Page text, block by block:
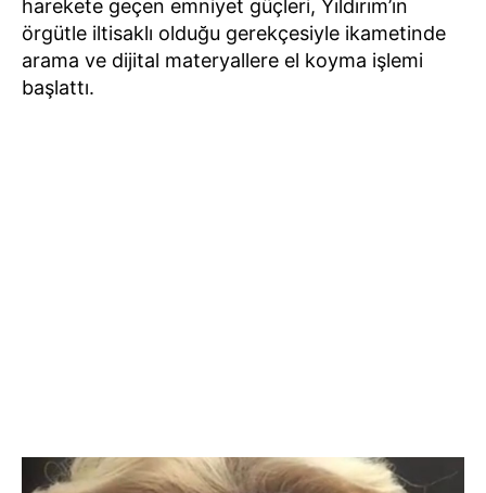
harekete geçen emniyet güçleri, Yıldırım’ın
örgütle iltisaklı olduğu gerekçesiyle ikametinde
arama ve dijital materyallere el koyma işlemi
başlattı.